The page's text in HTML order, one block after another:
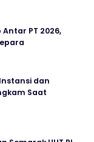
PT 2026,
dan
Saat